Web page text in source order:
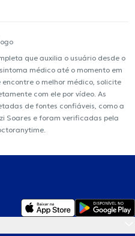
que auxilia o usuário desde o
médico até o momento em
o melhor médico, solicite
com ele por vídeo. As
de fontes confiáveis, como a
Soares e foram verificadas pela